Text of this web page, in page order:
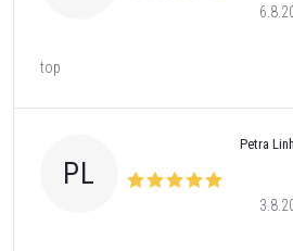
top
PL
Petra